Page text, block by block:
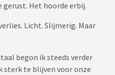
gerust. Het hoorde erbij.
Licht. Slijmerig. Maar
begon ik steeds verder
sterk te blijven voor onze